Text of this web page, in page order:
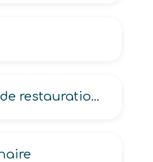
Chef de secteur de restauration collective